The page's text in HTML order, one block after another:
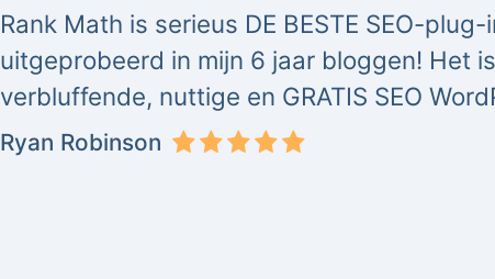
Rank Math is serieus DE BESTE SEO-
uitgeprobeerd in mijn 6 jaar bloggen! Het
verbluffende, nuttige en GRATIS SEO
Ryan Robinson